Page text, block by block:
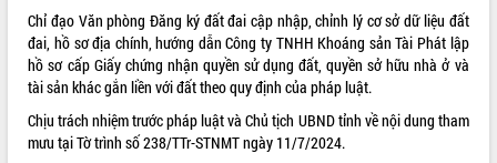
Hôm nay: 33142
Tất cả:
66078465
Chỉ đạo Văn phòng Đăng ký đất đai cập nhập, chỉnh lý cơ sở dữ liệu đất
đai, hồ sơ địa chính, hướng dẫn Công ty TNHH Khoáng sản Tài Phát lập
hồ sơ cấp Giấy chứng nhận quyền sử dụng đất, quyền sở hữu nhà ở và
tài sản khác gắn liền với đất theo quy định của pháp luật.
Chịu trách nhiệm trước pháp luật và Chủ tịch UBND tỉnh về nội dung tham
mưu tại Tờ trình số 238/TTr-STNMT ngày 11/7/2024.